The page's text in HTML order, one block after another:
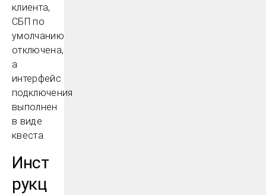
клиента,
СБП по
умолчанию
отключена,
а
интерфейс
подключения
выполнен
в виде
квеста.
Инст
рукц